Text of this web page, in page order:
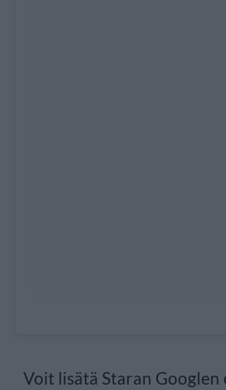
Voit lisätä Staran Googlen